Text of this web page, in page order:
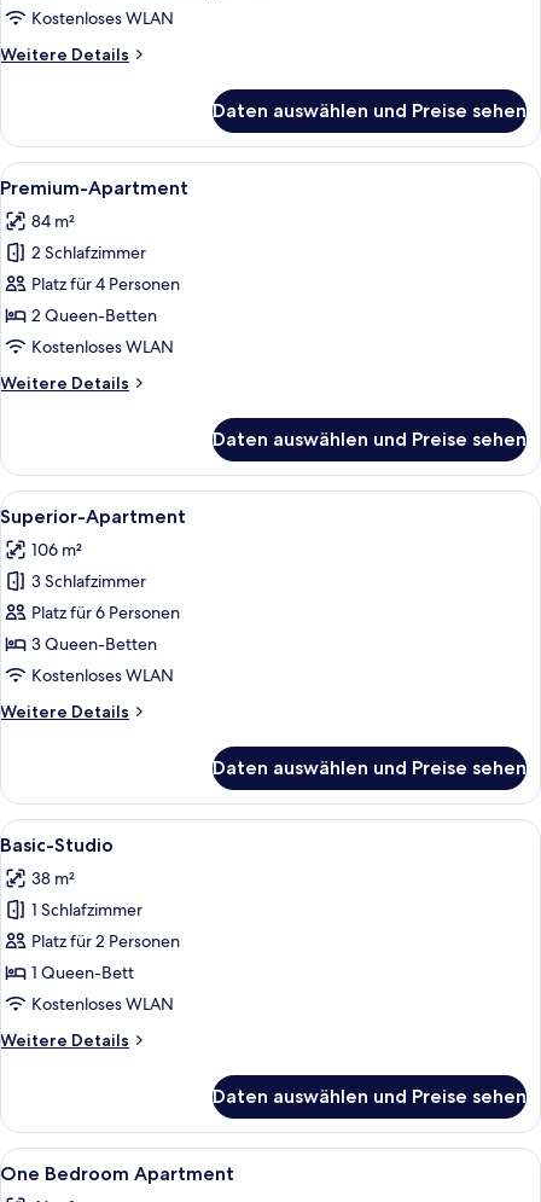
Kostenloses WLAN
Weitere Details
Weitere
Apartment
Daten auswählen und Preise sehen
Alle
Fotos
für
Premium-
Apartment
anzeigen
Ein modernes Schlafzimmer mit
5
Premium-Apartment
84 m²
2 Schlafzimmer
Platz für 4 Personen
2 Queen-Betten
Kostenloses WLAN
Weitere Details
Weitere
Apartment
Daten auswählen und Preise sehen
Alle
Fotos
für
Superior-
Apartment
anzeigen
Ein modernes Hotelzimmer mit
6
Superior-Apartment
106 m²
3 Schlafzimmer
Platz für 6 Personen
3 Queen-Betten
Kostenloses WLAN
Weitere Details
Weitere
Apartment
Daten auswählen und Preise sehen
Alle
Fotos
für
Basic-
Studio
anzeigen
Eine moderne Küche mit
5
Basic-Studio
38 m²
1 Schlafzimmer
Platz für 2 Personen
1 Queen-Bett
Kostenloses WLAN
Weitere Details
Weitere
Studio
Daten auswählen und Preise sehen
Alle
Fotos
Bügeleisen/Bügelbrett, kostenloses
23
One Bedroom Apartment